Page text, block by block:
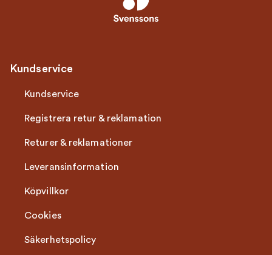
Kundservice
Kundservice
Registrera retur & reklamation
Returer & reklamationer
Leveransinformation
Köpvillkor
Cookies
Säkerhetspolicy